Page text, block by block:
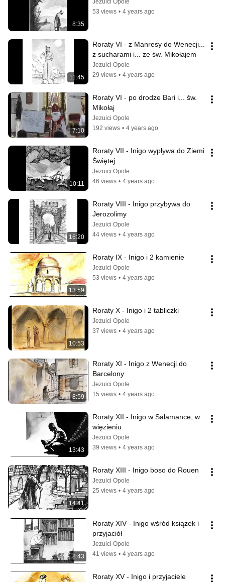
8:35
Jezuici Opole
53 views • 4 years ago
11:45
Roraty VI - z Manresy do Wenecji...
z sucharami i... ze św. Mikołajem
Jezuici Opole
29 views • 4 years ago
7:10
Roraty VI - po drodze Bari i... św.
Mikołaj
Jezuici Opole
192 views • 4 years ago
10:11
Roraty VII - Inigo wypływa do Ziemi
Świętej
Jezuici Opole
46 views • 4 years ago
16:20
Roraty VIII - Inigo przybywa do
Jerozolimy
Jezuici Opole
44 views • 4 years ago
13:59
Roraty IX - Inigo i 2 kamienie
Jezuici Opole
53 views • 4 years ago
10:53
Roraty X - Inigo i 2 tabliczki
Jezuici Opole
37 views • 4 years ago
8:59
Roraty XI - Inigo z Wenecji do
Barcelony
Jezuici Opole
15 views • 4 years ago
13:43
Roraty XII - Inigo w Salamance, w
więzieniu
Jezuici Opole
39 views • 4 years ago
14:41
Roraty XIII - Inigo boso do Rouen
Jezuici Opole
25 views • 4 years ago
8:43
Roraty XIV - Inigo wśród książek i
przyjaciół
Jezuici Opole
41 views • 4 years ago
Roraty XV - Inigo i przyjaciele